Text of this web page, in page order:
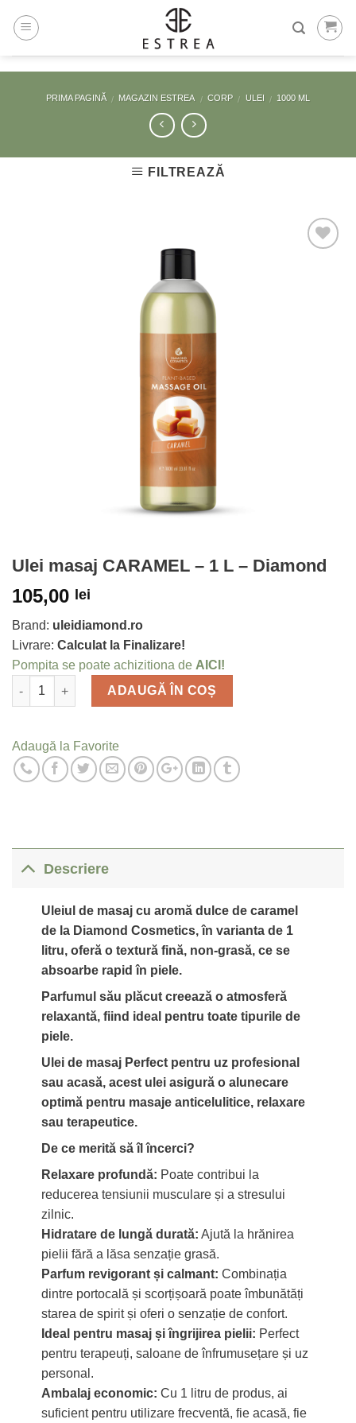
PRIMA PAGINĂ / MAGAZIN ESTREA / CORP / ULEI / 1000 ML
FILTREAZĂ
Ulei masaj CARAMEL – 1 L – Diamond
105,00 lei
Brand: uleidiamond.ro
Livrare: Calculat la Finalizare!
Pompita se poate achizitiona de AICI!
Cantitate
ADAUGĂ ÎN COȘ
Adaugă la Favorite
Descriere
Uleiul de masaj cu aromă dulce de caramel
de la Diamond Cosmetics, în varianta de 1
litru, oferă o textură fină, non-grasă, ce se
absoarbe rapid în piele.
Parfumul său plăcut creează o atmosferă
relaxantă, fiind ideal pentru toate tipurile de
piele.
Ulei de masaj Perfect pentru uz profesional
sau acasă, acest ulei asigură o alunecare
optimă pentru masaje anticelulitice, relaxare
sau terapeutice.
De ce merită să îl încerci?
Relaxare profundă: Poate contribui la
reducerea tensiunii musculare și a stresului
zilnic.
Hidratare de lungă durată: Ajută la hrănirea
pielii fără a lăsa senzație grasă.
Parfum revigorant și calmant: Combinația
dintre portocală și scorțișoară poate îmbunătăți
starea de spirit și oferi o senzație de confort.
Ideal pentru masaj și îngrijirea pielii: Perfect
pentru terapeuți, saloane de înfrumusețare și uz
personal.
Ambalaj economic: Cu 1 litru de produs, ai
suficient pentru utilizare frecventă, fie acasă, fie